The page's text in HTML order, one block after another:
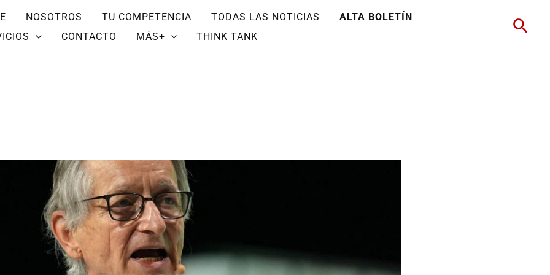
NOSOTROS TU COMPETENCIA TODAS LAS NOTICIAS
ALTA BOLETÍN
CONTACTO MÁS+ THINK TANK